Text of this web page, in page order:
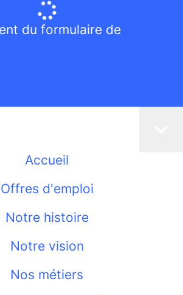
du formulaire de
Accueil
Offres d'emploi
Notre histoire
Notre vision
Nos métiers